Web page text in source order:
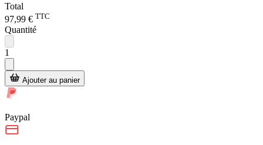
Total
97,99 € TTC
Quantité
1
Ajouter au panier
Paypal